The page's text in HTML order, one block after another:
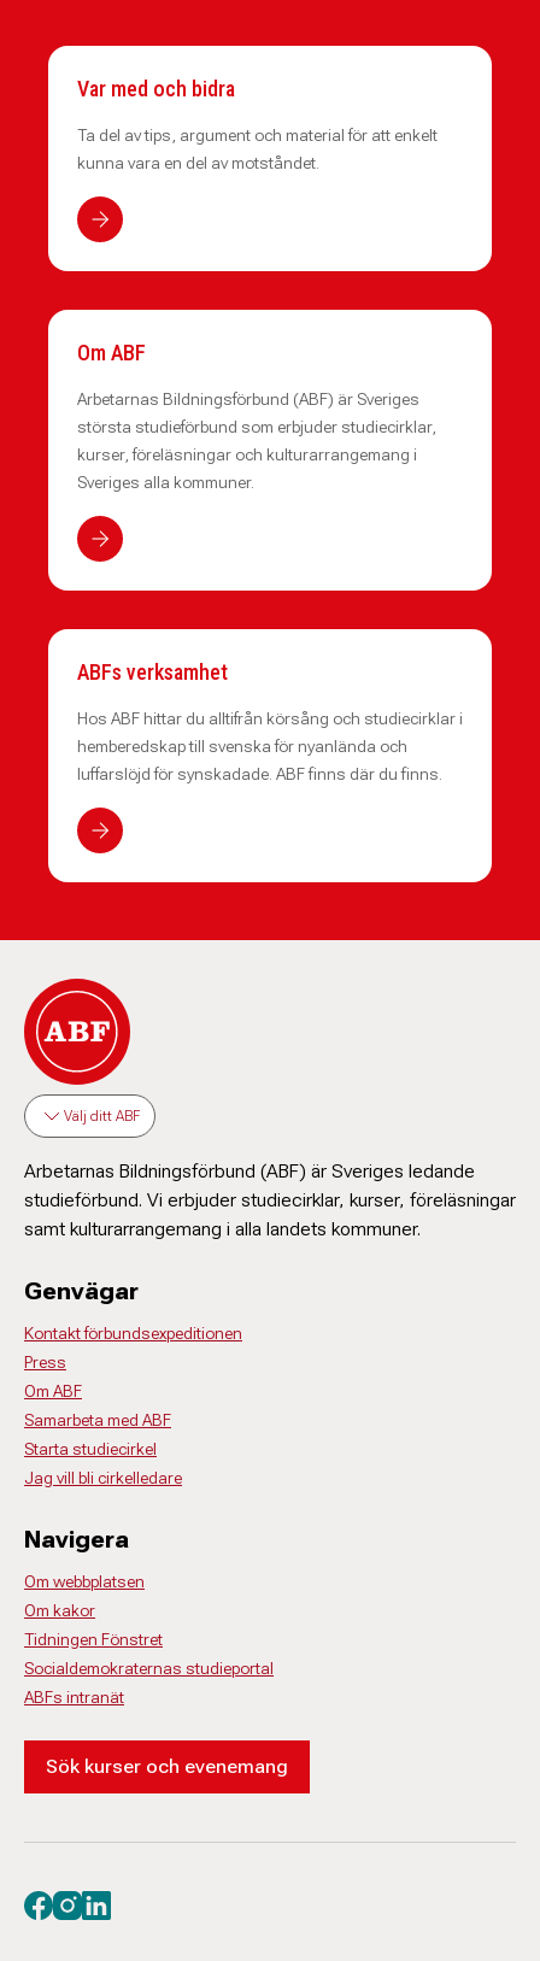
Var med och bidra
Ta del av tips, argument och material för att enkelt
kunna vara en del av motståndet.
Om ABF
Arbetarnas Bildningsförbund (ABF) är Sveriges
största studieförbund som erbjuder studiecirklar,
kurser, föreläsningar och kulturarrangemang i
Sveriges alla kommuner.
ABFs verksamhet
Hos ABF hittar du alltifrån körsång och studiecirklar i
hemberedskap till svenska för nyanlända och
luffarslöjd för synskadade. ABF finns där du finns.
Välj ditt ABF
Arbetarnas Bildningsförbund (ABF) är Sveriges ledande
studieförbund. Vi erbjuder studiecirklar, kurser, föreläsningar
samt kulturarrangemang i alla landets kommuner.
Genvägar
Kontakt förbundsexpeditionen
Press
Om ABF
Samarbeta med ABF
Starta studiecirkel
Jag vill bli cirkelledare
Navigera
Om webbplatsen
Om kakor
Tidningen Fönstret
Socialdemokraternas studieportal
ABFs intranät
Sök kurser och evenemang
Besök oss på facebook
Besök oss på instagram
Besök oss på linkedin